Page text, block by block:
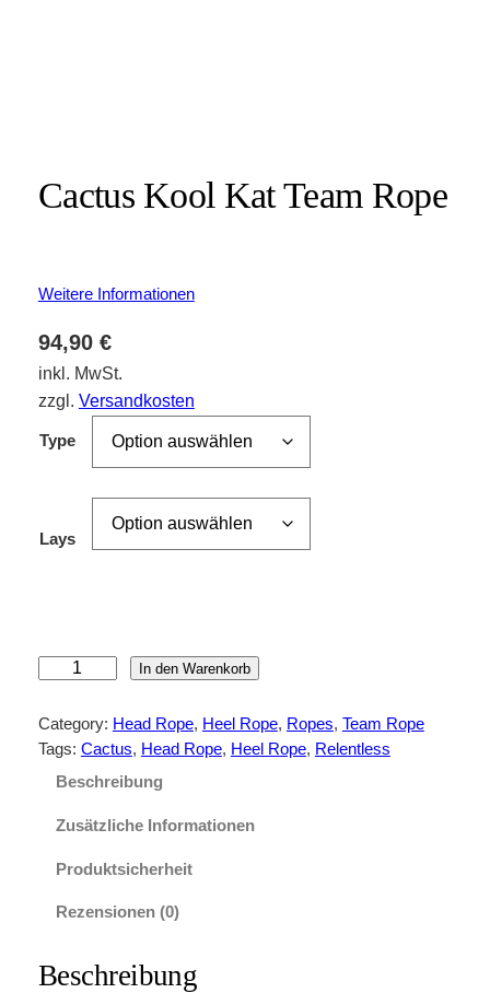
Cactus Kool Kat Team Rope
Weitere Informationen
94,90 €
inkl. MwSt.
zzgl. Versandkosten
Type
Lays
c
t
t
In den Warenkorb
Category: Head Rope, Heel Rope, Ropes, Team Rope
Tags: Cactus, Head Rope, Heel Rope, Relentless
Beschreibung
Zusätzliche Informationen
Produktsicherheit
Rezensionen (0)
Beschreibung